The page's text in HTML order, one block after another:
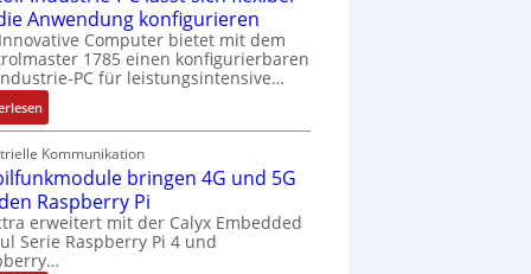
Anwendung konfigurieren
Computer bietet mit dem
1785 einen konfigurierbaren
PC für leistungsintensive…
:
1
9
-
Z
o
l
l
Kommunikation
bringen 4G und 5G
Raspberry Pi
erweitert mit der Calyx Embedded
Serie Raspberry Pi 4 und